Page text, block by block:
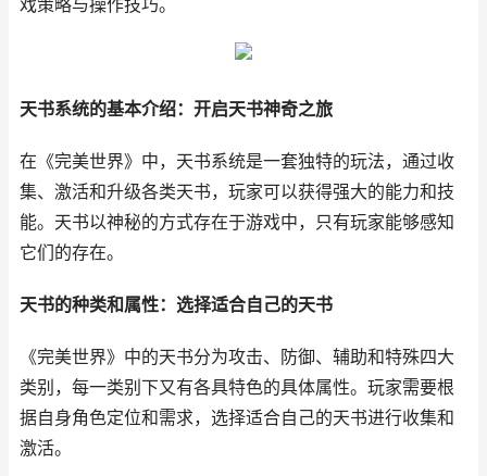
戏策略与操作技巧。
天书系统的基本介绍：开启天书神奇之旅
在《完美世界》中，天书系统是一套独特的玩法，通过收
集、激活和升级各类天书，玩家可以获得强大的能力和技
能。天书以神秘的方式存在于游戏中，只有玩家能够感知
它们的存在。
天书的种类和属性：选择适合自己的天书
《完美世界》中的天书分为攻击、防御、辅助和特殊四大
类别，每一类别下又有各具特色的具体属性。玩家需要根
据自身角色定位和需求，选择适合自己的天书进行收集和
激活。